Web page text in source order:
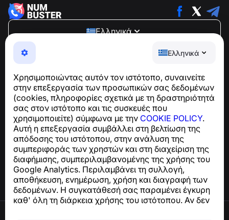
Ελληνικά
Χρησιμοποιώντας αυτόν τον ιστότοπο, συναινείτε
στην επεξεργασία των προσωπικών σας δεδομένων
(cookies, πληροφορίες σχετικά με τη δραστηριότητά
σας στον ιστότοπο και τις συσκευές που
χρησιμοποιείτε) σύμφωνα με την COOKIE POLICY.
Αυτή η επεξεργασία συμβάλλει στη βελτίωση της
απόδοσης του ιστότοπου, στην ανάλυση της
συμπεριφοράς των χρηστών και στη διαχείριση της
διαφήμισης, συμπεριλαμβανομένης της χρήσης του
Google Analytics. Περιλαμβάνει τη συλλογή,
αποθήκευση, ενημέρωση, χρήση και διαγραφή των
δεδομένων. Η συγκατάθεσή σας παραμένει έγκυρη
καθ' όλη τη διάρκεια χρήσης του ιστότοπου. Αν δεν
συμφωνείτε, σταματήστε να χρησιμοποιείτε τον
Ελληνικά
NumBuster © 2013—2026 ·
support@numbuster.com
Μια εύχρηστη εφαρμογή που σας προστατεύει από
Για ερωτήσεις σχετικά με τη συμμόρφωση με το GDPR:
support@numbuster.com
Κέντρο βοήθειας
Ειδήσεις και Άρθρα
Σχετικά με το έργο
Επαφές